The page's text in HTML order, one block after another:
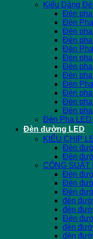
Kiểu Dáng
Đèn
Đèn Pha
Đèn
Đèn
Đèn
Đèn
Đèn
Đèn
Đèn
Đèn
Đèn
Đèn
Đèn Pha LED
Đèn đường LED
KIỂU CHIP
Đèn
Đèn
CÔNG
Đèn
Đèn
Đèn
đèn
đèn
Đèn
đèn
đèn